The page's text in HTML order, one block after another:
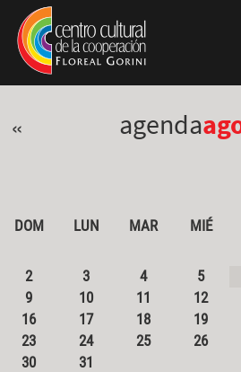
Pasar al contenido principal
Jump to main content
« agenda
DOM LUN MAR MIÉ
2
3 4 5
9
10 11 12
16
17 18 19
23
24 25 26
30
31